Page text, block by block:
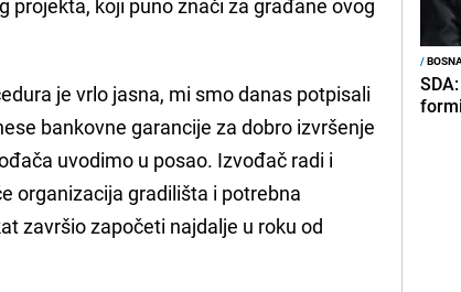
je vrlo jasna, mi smo danas potpisali
bankovne garancije za dobro izvršenje
uvodimo u posao. Izvođač radi i
organizacija gradilišta i potrebna
završio započeti najdalje u roku od
/